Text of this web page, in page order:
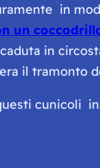
in
un
in
il tramonto
cunicoli